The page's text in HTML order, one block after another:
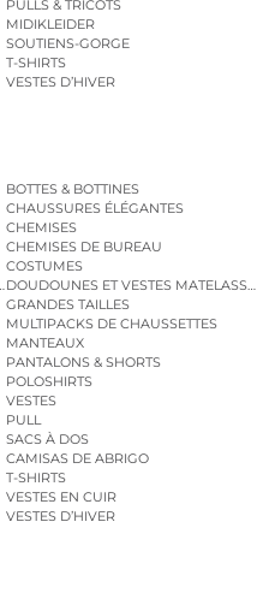
PULLS & TRICOTS
MIDIKLEIDER
SOUTIENS-GORGE
T-SHIRTS
VESTES D’HIVER
BOTTES & BOTTINES
CHAUSSURES ÉLÉGANTES
CHEMISES
CHEMISES DE BUREAU
COSTUMES
DOUDOUNES ET VESTES MATELASSÉES
GRANDES TAILLES
MULTIPACKS DE CHAUSSETTES
MANTEAUX
PANTALONS & SHORTS
POLOSHIRTS
VESTES
PULL
SACS À DOS
CAMISAS DE ABRIGO
T-SHIRTS
VESTES EN CUIR
VESTES D’HIVER